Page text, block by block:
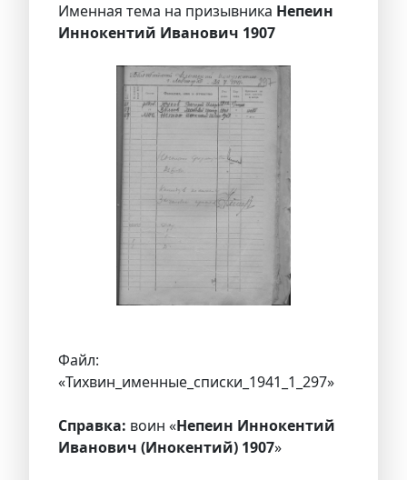
Именная тема на призывника Непеин
Иннокентий Иванович 1907
Файл:
«Тихвин_именные_списки_1941_1_297»
Справка: воин «Непеин Иннокентий
Иванович (Инокентий) 1907»